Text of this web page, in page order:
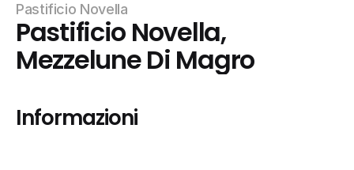
Pastificio Novella
Pastificio Novella,
Mezzelune Di Magro
Informazioni